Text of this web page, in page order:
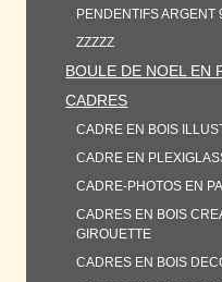
PENDENTIFS ARGENT
ZZZZZ
BOULE DE NOEL EN
CADRES
CADRE EN BOIS
CADRE EN
CADRE-PHOTOS EN
CADRES EN BOIS
GIROUETTE
CADRES EN BOIS